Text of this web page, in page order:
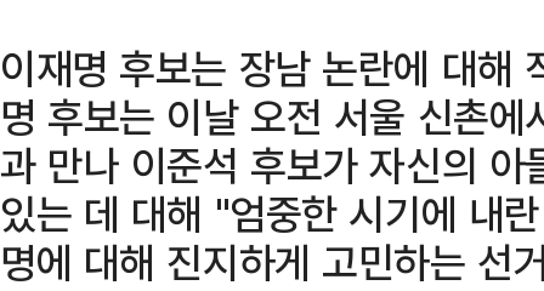
이재명 후보는 장남 논란에 대해
명 후보는 이날 오전 서울 신촌
과 만나 이준석 후보가 자신의
있는 데 대해 "엄중한 시기에 내
명에 대해 진지하게 고민하는 선